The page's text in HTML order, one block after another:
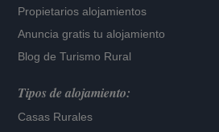
Propietarios alojamientos
Anuncia gratis tu alojamiento
Blog de Turismo Rural
Tipos de alojamiento:
Casas Rurales